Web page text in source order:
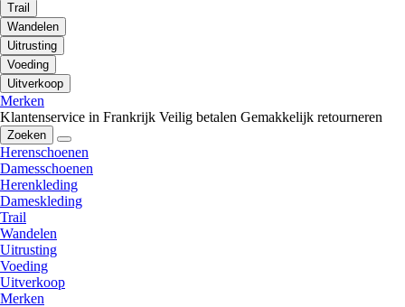
Trail
Wandelen
Uitrusting
Voeding
Uitverkoop
Merken
Klantenservice in Frankrijk Veilig betalen Gemakkelijk retourneren
Zoeken
Herenschoenen
Damesschoenen
Herenkleding
Dameskleding
Trail
Wandelen
Uitrusting
Voeding
Uitverkoop
Merken